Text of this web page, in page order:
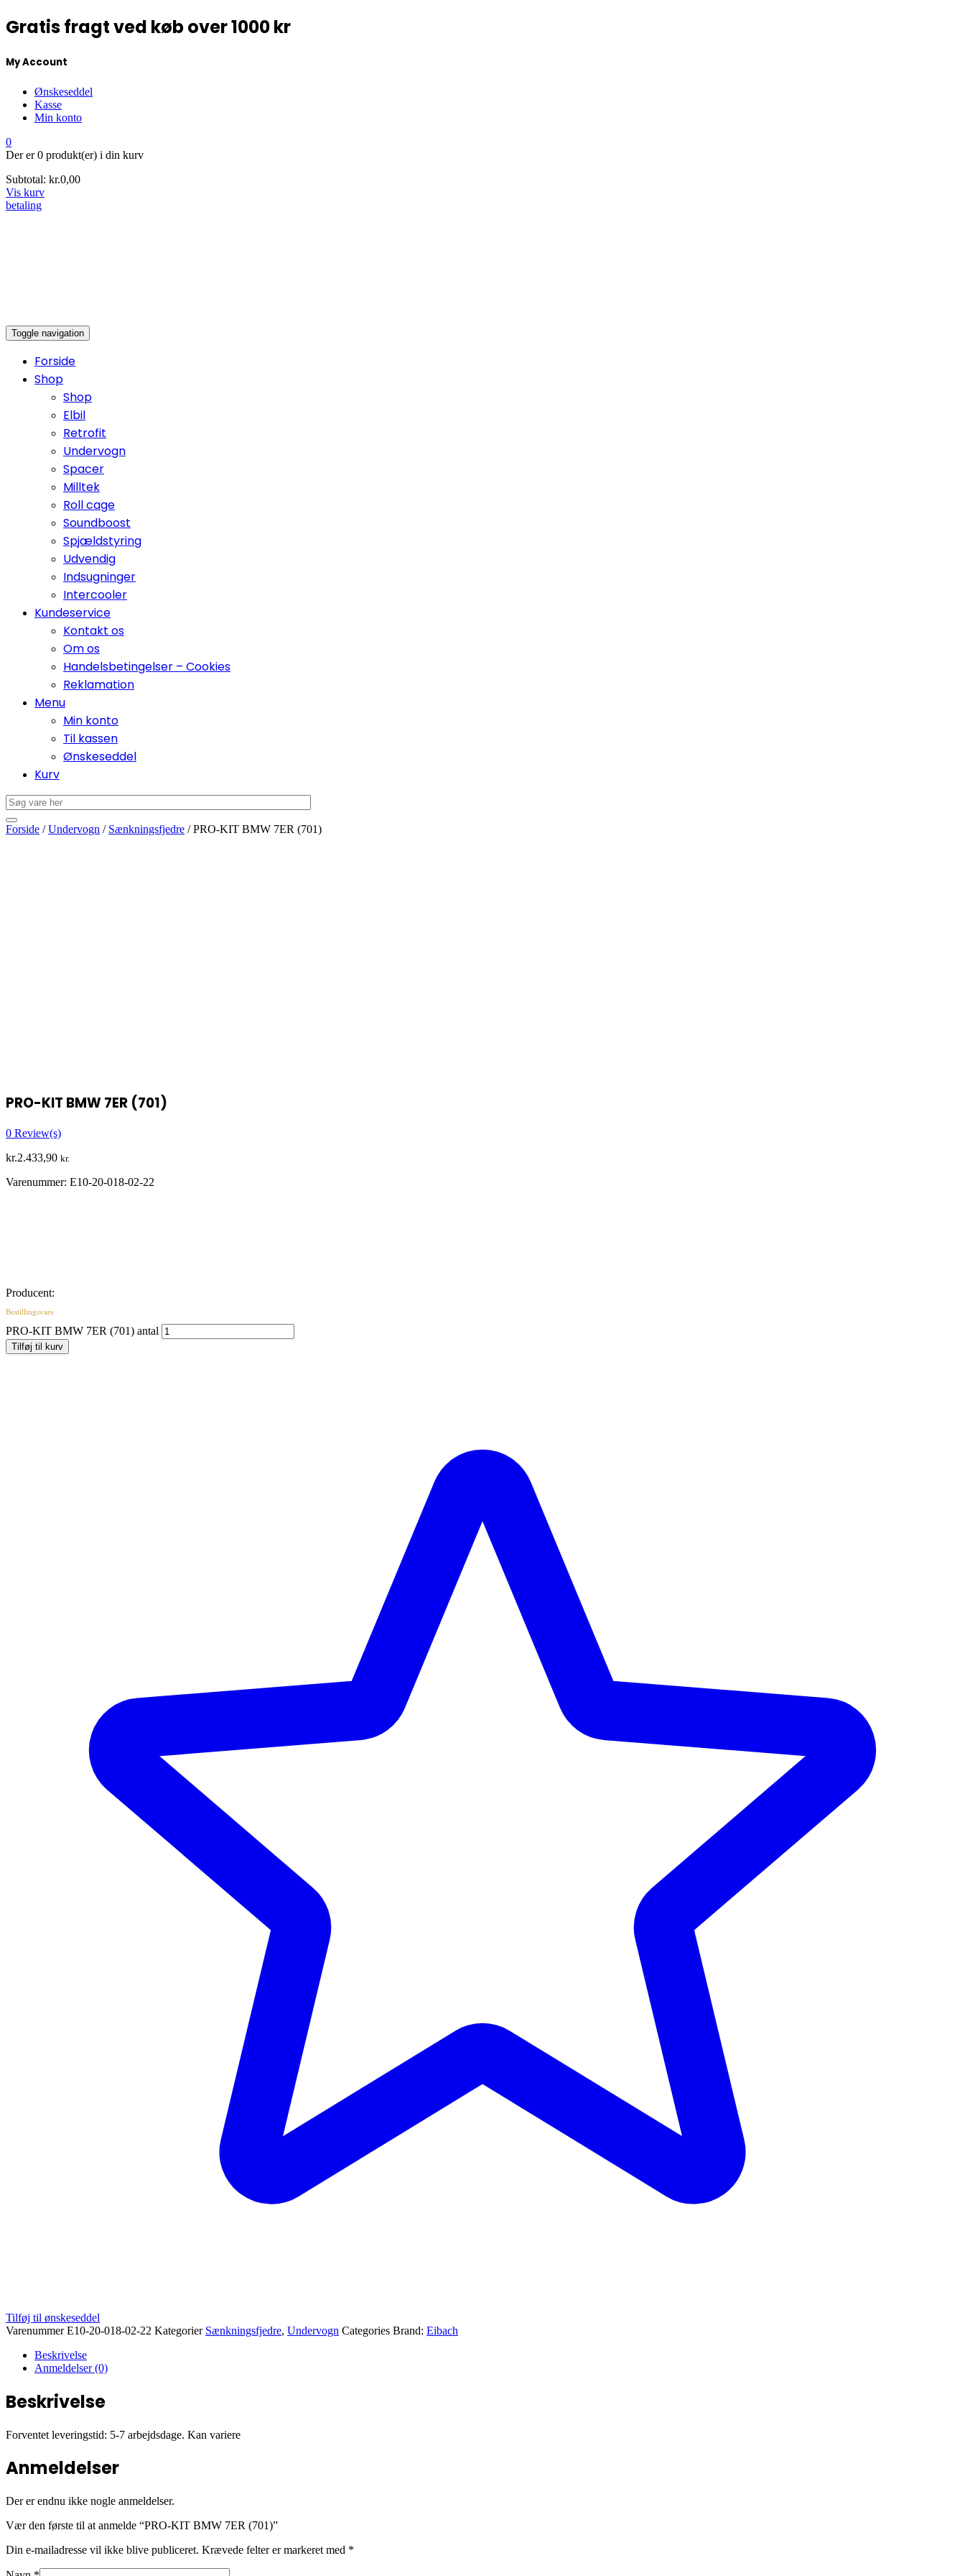
Gratis fragt ved køb over 1000 kr
My Account
Ønskeseddel
Kasse
Min konto
0
Der er0 produkt(er) i din kurv
Subtotal: kr.0,00
Vis kurv
betaling
Toggle navigation
Forside
Shop
Shop
Elbil
Retrofit
Undervogn
Spacer
Milltek
Roll cage
Soundboost
Spjældstyring
Udvendig
Indsugninger
Intercooler
Kundeservice
Kontakt os
Om os
Handelsbetingelser – Cookies
Reklamation
Menu
Min konto
Til kassen
Ønskeseddel
Kurv
Forside /Undervogn / Sænkningsfjedre / PRO-KIT BMW 7ER (701)
PRO-KIT BMW 7ER (701)
0 Review(s)
kr.2.433,90 kr.
Varenummer: E10-20-018-02-22
Producent:
Bestillingsvare
PRO-KIT BMW 7ER (701) antal
Tilføj til kurv
Tilføj til ønskeseddel
VarenummerE10-20-018-02-22 Kategorier Sænkningsfjedre, Undervogn Categories Brand: Eibach
Beskrivelse
Anmeldelser (0)
Beskrivelse
Forventet leveringstid: 5-7 arbejdsdage. Kan variere
Anmeldelser
Der er endnu ikke nogle anmeldelser.
Vær den første til at anmelde “PRO-KIT BMW 7ER (701)”
Din e-mailadresse vil ikke blive publiceret. Krævede felter er markeret med *